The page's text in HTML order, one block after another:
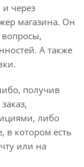
через
магазина. Он
вопросы,
А также
получив
либо
в котором есть
или на